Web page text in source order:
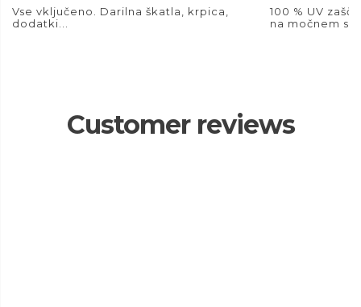
Vse vključeno. Darilna škatla, krpica,
dodatki...
100 % UV
na močnem
Customer reviews